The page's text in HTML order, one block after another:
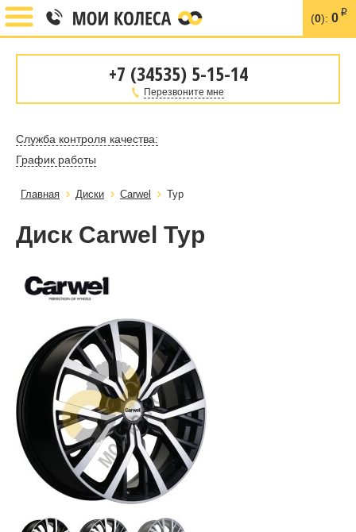
(0): 0 i
+7 (34535) 5-15-14
Перезвоните мне
Служба контроля качества:
График работы
Главная Диски Carwel Тур
Диск Carwel Тур